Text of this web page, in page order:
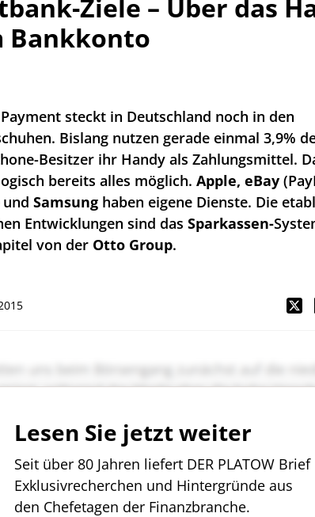
Ziele – Über das
Bankkonto
steckt in Deutschland noch in den
Bislang nutzen gerade einmal 3,9%
Besitzer ihr Handy als Zahlungsmittel.
bereits alles möglich. Apple, eBay
und Samsung haben eigene Dienste. Die
Entwicklungen sind das Sparkassen-
von der Otto Group.
Lesen Sie jetzt weiter
Seit über 80 Jahren liefert DER PLATOW Brief
Exklusivrecherchen und Hintergründe aus
den Chefetagen der Finanzbranche.